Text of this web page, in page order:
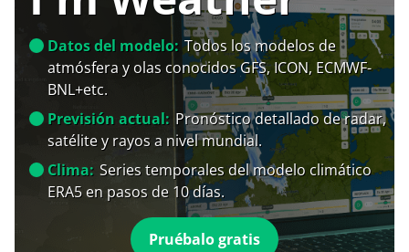
Datos del modelo: Todos los modelos de
atmósfera y olas conocidos GFS, ICON, ECMWF-
BNL+etc.
Previsión actual: Pronóstico detallado de radar,
satélite y rayos a nivel mundial.
Clima: Series temporales del modelo climático
ERA5 en pasos de 10 días.
Pruébalo gratis